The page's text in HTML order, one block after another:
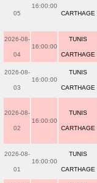
05
16:00:00
CARTHAGE
2026-08-
04
16:00:00
TUNIS
CARTHAGE
2026-08-
03
16:00:00
TUNIS
CARTHAGE
2026-08-
02
16:00:00
TUNIS
CARTHAGE
2026-08-
01
16:00:00
TUNIS
CARTHAGE